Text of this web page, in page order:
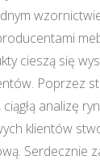
cieszą się
Poprzez
analizę
klientów
Serdecznie